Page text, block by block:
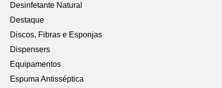
Desinfetante Natural
Destaque
Discos, Fibras e Esponjas
Dispensers
Equipamentos
Espuma Antisséptica